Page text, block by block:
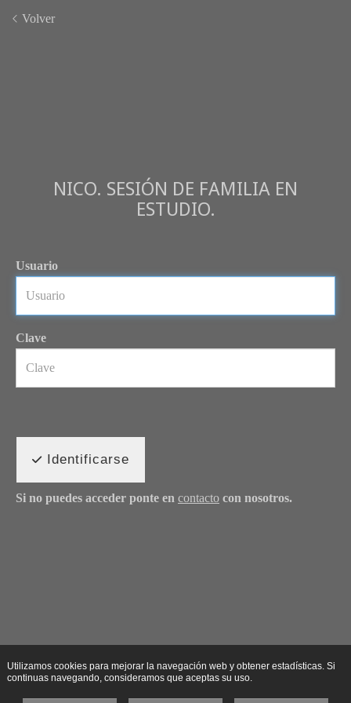
Volver
NICO. SESIÓN DE FAMILIA EN
ESTUDIO.
Usuario
Clave
Identificarse
Si no puedes acceder ponte en contacto con nosotros.
Utilizamos cookies para mejorar la navegación web y obtener estadísticas. Si
continuas navegando, consideramos que aceptas su uso.